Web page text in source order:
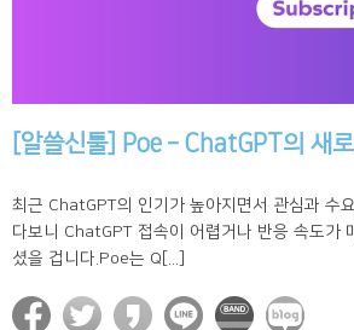
[알쓸신툴] Poe – ChatGPT의 새
최근 ChatGPT의 인기가 높아지면서 관심과 수
다보니 ChatGPT 접속이 어렵거나 반응 속도가
셨을 겁니다.Poe는 Q[...]